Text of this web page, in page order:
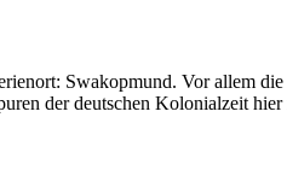
Swakopmund. Vor allem
der deutschen Kolonialzeit